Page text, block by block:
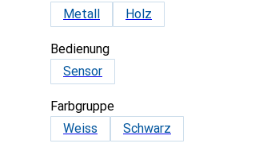
Metall
Holz
Bedienung
Sensor
Farbgruppe
Weiss
Schwarz